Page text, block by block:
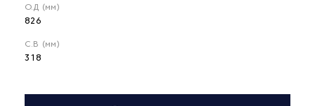
О.Д (мм)
826
С.В (мм)
318